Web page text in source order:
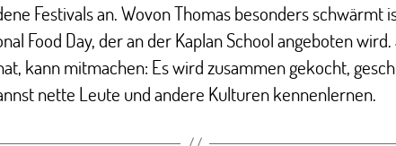
Festivals an. Wovon Thomas besonders schwärmt
Food Day, der an der Kaplan School angeboten
kann mitmachen: Es wird zusammen gekocht,
nette Leute und andere Kulturen kennenlernen.